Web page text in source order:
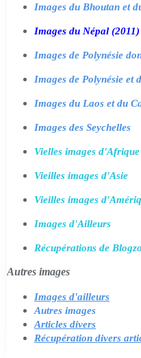
Images du Bhoutan et
Images du Népal (2011)
Images de Polynésie
Images de Polynésie et
Images du Laos et du
Images des Seychelles
Vielles images d'Afrique
Vieilles images d'Asie
Vieilles images
Images d'Ailleurs
Récupérations de
Autres images
Images d'ailleurs
Autres images
Articles divers
Récupération divers